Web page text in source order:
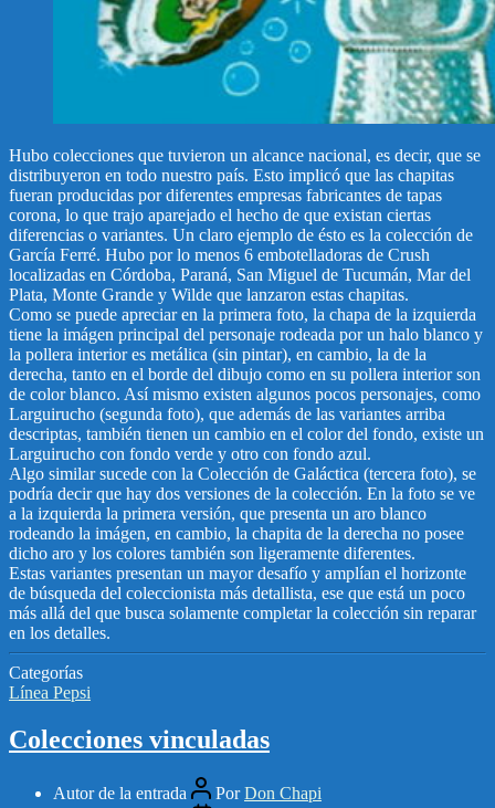
Hubo colecciones que tuvieron un alcance nacional, es decir, que se
distribuyeron en todo nuestro país. Esto implicó que las chapitas
fueran producidas por diferentes empresas fabricantes de tapas
corona, lo que trajo aparejado el hecho de que existan ciertas
diferencias o variantes. Un claro ejemplo de ésto es la colección de
García Ferré. Hubo por lo menos 6 embotelladoras de Crush
localizadas en Córdoba, Paraná, San Miguel de Tucumán, Mar del
Plata, Monte Grande y Wilde que lanzaron estas chapitas.
Como se puede apreciar en la primera foto, la chapa de la izquierda
tiene la imágen principal del personaje rodeada por un halo blanco y
la pollera interior es metálica (sin pintar), en cambio, la de la
derecha, tanto en el borde del dibujo como en su pollera interior son
de color blanco. Así mismo existen algunos pocos personajes, como
Larguirucho (segunda foto), que además de las variantes arriba
descriptas, también tienen un cambio en el color del fondo, existe un
Larguirucho con fondo verde y otro con fondo azul.
Algo similar sucede con la Colección de Galáctica (tercera foto), se
podría decir que hay dos versiones de la colección. En la foto se ve
a la izquierda la primera versión, que presenta un aro blanco
rodeando la imágen, en cambio, la chapita de la derecha no posee
dicho aro y los colores también son ligeramente diferentes.
Estas variantes presentan un mayor desafío y amplían el horizonte
de búsqueda del coleccionista más detallista, ese que está un poco
más allá del que busca solamente completar la colección sin reparar
en los detalles.
Categorías
Línea Pepsi
Colecciones vinculadas
Autor de la entrada PorDon Chapi